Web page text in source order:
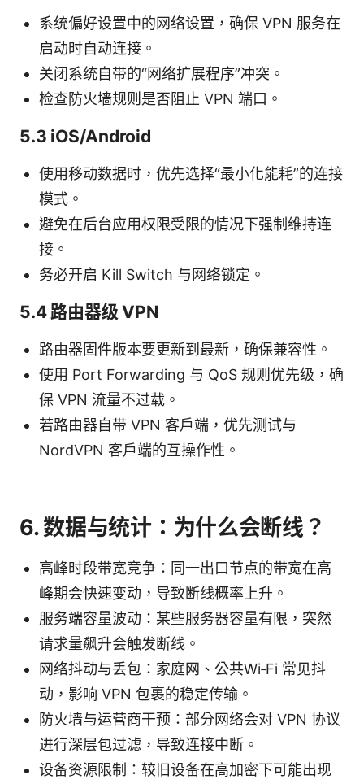
系统偏好设置中的网络设置，确保 VPN 服务在
启动时自动连接。
关闭系统自带的“网络扩展程序”冲突。
检查防火墙规则是否阻止 VPN 端口。
5.3 iOS/Android
使用移动数据时，优先选择“最小化能耗”的连接
模式。
避免在后台应用权限受限的情况下强制维持连
接。
务必开启 Kill Switch 与网络锁定。
5.4 路由器级 VPN
路由器固件版本要更新到最新，确保兼容性。
使用 Port Forwarding 与 QoS 规则优先级，确
保 VPN 流量不过载。
若路由器自带 VPN 客户端，优先测试与
NordVPN 客户端的互操作性。
6. 数据与统计：为什么会断线？
高峰时段带宽竞争：同一出口节点的带宽在高
峰期会快速变动，导致断线概率上升。
服务端容量波动：某些服务器容量有限，突然
请求量飙升会触发断线。
网络抖动与丢包：家庭网、公共Wi‑Fi 常见抖
动，影响 VPN 包裹的稳定传输。
防火墙与运营商干预：部分网络会对 VPN 协议
进行深层包过滤，导致连接中断。
设备资源限制：较旧设备在高加密下可能出现